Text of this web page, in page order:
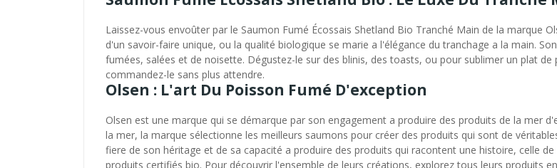
Laissez-vous envoûter par le Saumon Fumé Écossais Shetland Bio Tranché Main de la marque
d'un savoir-faire unique, ou la qualité biologique se marie a l'élégance du tranchage a la main.
fumées, salées et de noisette. Dégustez-le sur des blinis, des toasts, ou pour sublimer un plat
commandez-le sans plus attendre.
Olsen : L'art Du Poisson Fumé D'exception
Olsen est une marque qui se démarque par son engagement a produire des produits de la mer
la mer, la marque sélectionne les meilleurs saumons pour créer des produits qui sont de
fiere de son héritage et de sa capacité a produire des produits qui racontent une histoire, celle
produits certifiés bio. Pour découvrir l'ensemble de leurs créations, explorez tous leurs produits en